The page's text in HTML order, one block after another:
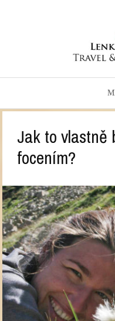
Jak to vlastně
focením?